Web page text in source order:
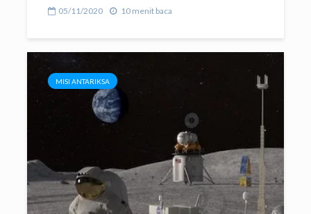
05/11/2020 10 menit baca
MISI ANTARIKSA